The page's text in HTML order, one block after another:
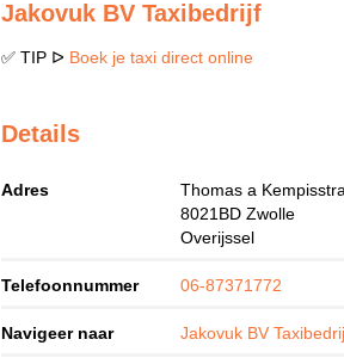
Jakovuk BV Taxibedrijf
✅ TIP ᐅ Boek je taxi direct online
Details
Adres
Thomas a
8021BD Zwolle
Overijssel
Telefoonnummer 06-87371772
Navigeer naar Jakovuk BV